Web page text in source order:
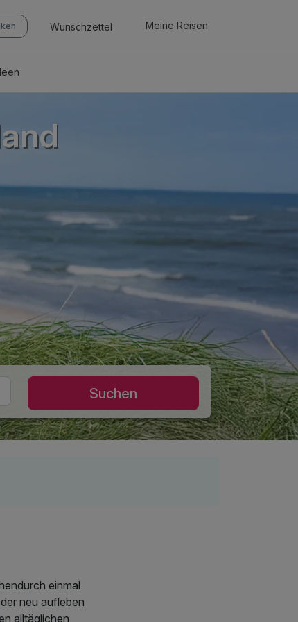
Wunschzettel Meine Reisen
Suchen
einmal
neu aufleben
alltäglichen